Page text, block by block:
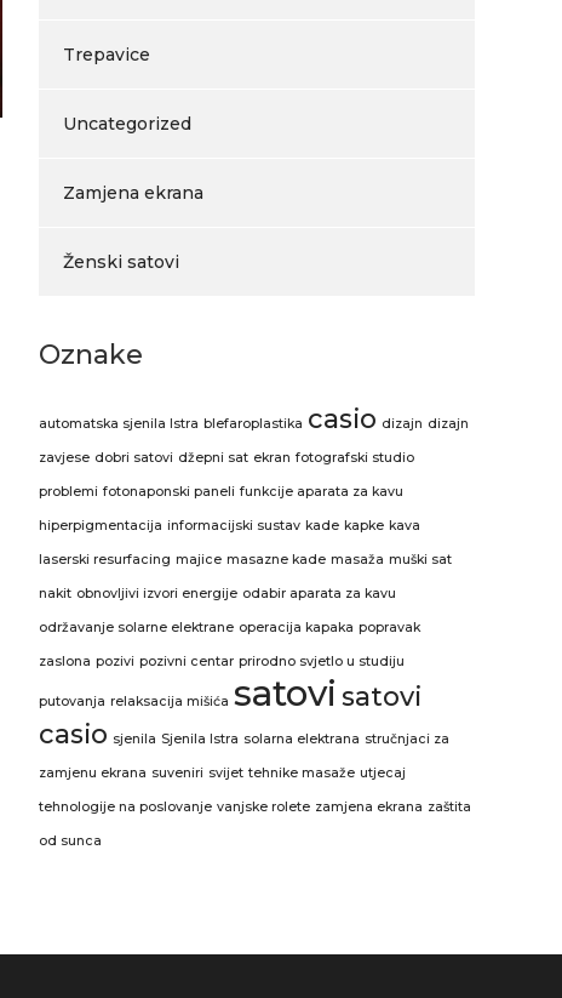
Trepavice
Uncategorized
Zamjena ekrana
Ženski satovi
Oznake
automatska sjenila Istra blefaroplastika casio dizajn dizajn
zavjese dobri satovi džepni sat ekran fotografski studio
problemi fotonaponski paneli funkcije aparata za kavu
hiperpigmentacija informacijski sustav kade kapke kava
laserski resurfacing majice masazne kade masaža muški sat
nakit obnovljivi izvori energije odabir aparata za kavu
održavanje solarne elektrane operacija kapaka popravak
zaslona pozivi pozivni centar prirodno svjetlo u studiju
putovanja relaksacija mišića satovi satovi
casio sjenila Sjenila Istra solarna elektrana stručnjaci za
zamjenu ekrana suveniri svijet tehnike masaže utjecaj
tehnologije na poslovanje vanjske rolete zamjena ekrana zaštita
od sunca